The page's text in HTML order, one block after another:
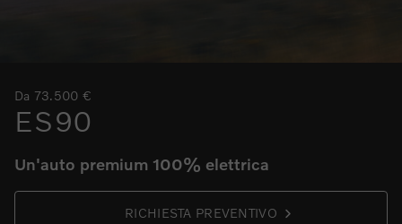
Da 73.500 €
ES90
Un'auto premium 100% elettrica
RICHIESTA PREVENTIVO